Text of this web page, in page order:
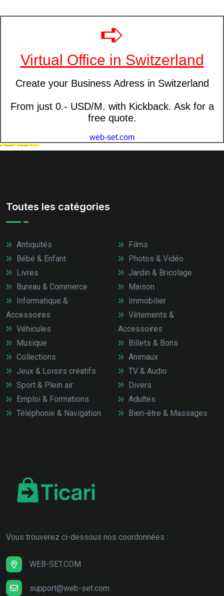
Toutes les catégories
Antiquités
Bébé & Enfant
Livres
Bureau & Commerce
Informatique &
Accessoires
Véhicules
Films
Photos & Vidéo
Jardin & Bricolage
Maison
Immobilier
Vêtements &
Accessoires
Musique
Collections
Jeux & Loisirs créatifs
Sport & Plein air
Emploi & Formations
Téléphonie & Navigation
Billets & Bons
Animaux
TV & Audio
Divers
Adultes
Bien-être & Massages
Vous trouverez ci-dessous nos coordonnées :
WEB-SET.COM
support@web-set.com